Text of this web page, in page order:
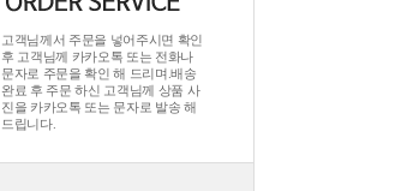
고객님께서 주문을 넣어주시면 확인
후 고객님께 카카오톡 또는 전화나
문자로 주문을 확인 해 드리며.배송
완료 후 주문 하신 고객님께 상품 사
진을 카카오톡 또는 문자로 발송 해
드립니다.